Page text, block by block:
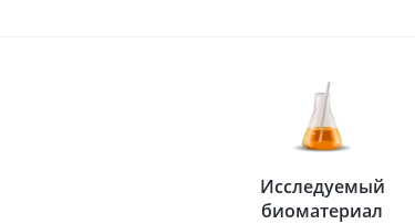
Исследуемый
биоматериал